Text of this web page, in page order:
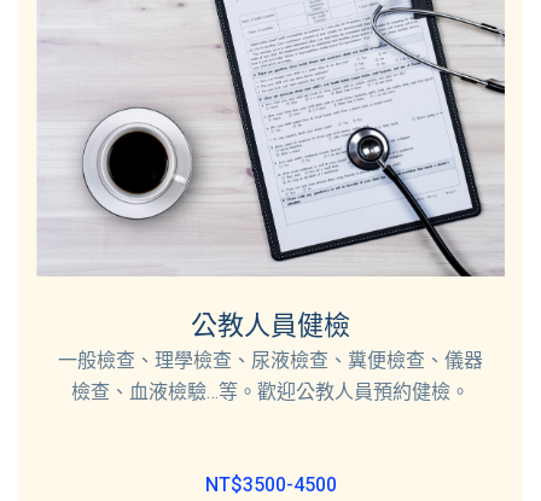
公教人員健檢
一般檢查、理學檢查、尿液檢查、糞便檢查、儀器
檢查、血液檢驗…等。歡迎公教人員預約健檢。
NT$3500-4500